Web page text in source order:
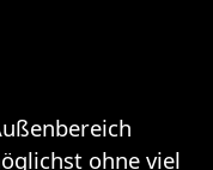
ohne viel